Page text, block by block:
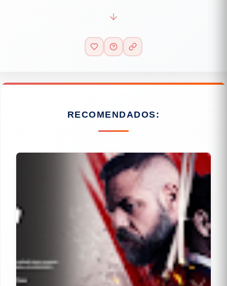
RECOMENDADOS: